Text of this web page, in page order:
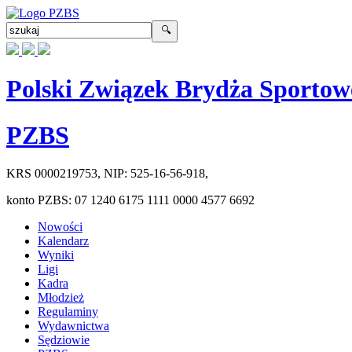
Polski Związek Brydża
PZBS
KRS 0000219753, NIP: 525-16-56-918,
konto PZBS: 07 1240 6175 1111 0000 4577 6692
Nowości
Kalendarz
Wyniki
Ligi
Kadra
Młodzież
Regulaminy
Wydawnictwa
Sędziowie